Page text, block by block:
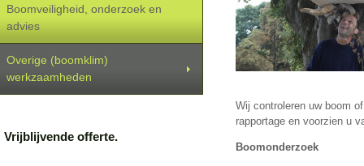
Boomveiligheid, onderzoek en
advies
Overige (boomklim)
werkzaamheden
Vrijblijvende offerte.
Wij controleren uw boom
rapportage en voorzien
Boomonderzoek